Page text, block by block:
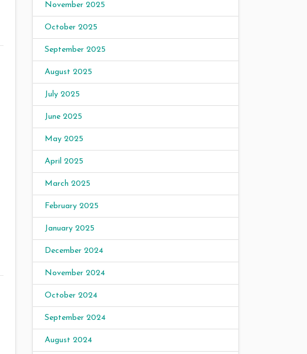
November 2025
October 2025
September 2025
August 2025
July 2025
June 2025
May 2025
April 2025
March 2025
February 2025
January 2025
December 2024
November 2024
October 2024
September 2024
August 2024